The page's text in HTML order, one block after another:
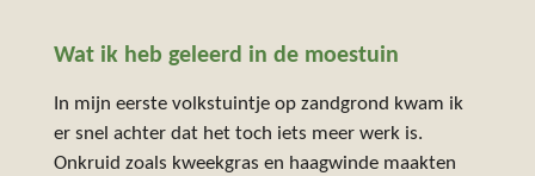
Wat ik heb geleerd in de moestuin
In mijn eerste volkstuintje op zandgrond kwam ik
er snel achter dat het toch iets meer werk is.
Onkruid zoals kweekgras en haagwinde maakten